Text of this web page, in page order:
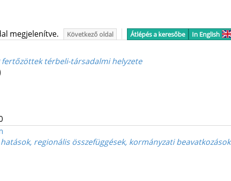
megjelenítve. Következő oldal Átlépés a keresőbe In English
fertőzöttek térbeli-társadalmi helyzete
regionális összefüggések, kormányzati beavatkozások